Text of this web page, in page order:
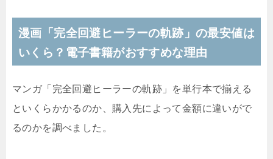
漫画「完全回避ヒーラーの軌跡」の最安値は
いくら？電子書籍がおすすめな理由
マンガ「完全回避ヒーラーの軌跡」を単行本で揃える
といくらかかるのか、購入先によって金額に違いがで
るのかを調べました。